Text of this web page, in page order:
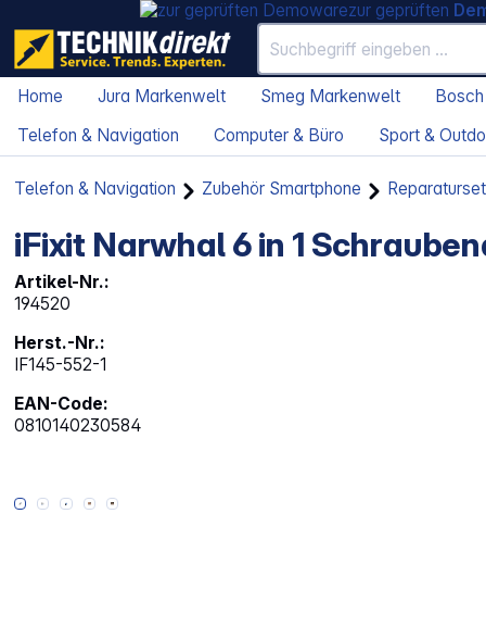
zur geprüften
Home Jura Markenwelt Smeg Markenwelt
Telefon & Navigation
Computer & Büro Sport &
Telefon & Navigation Zubehör Smartphone
iFixit Narwhal 6 in 1
Artikel-Nr.:
194520
Herst.-Nr.:
IF145-552-1
EAN-Code:
0810140230584
Bildergalerie überspringen